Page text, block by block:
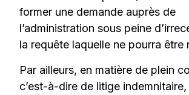
former une demande auprès de
l’administration sous peine
la requête laquelle ne pourra être
Par ailleurs, en matière de plein
c’est-à-dire de litige